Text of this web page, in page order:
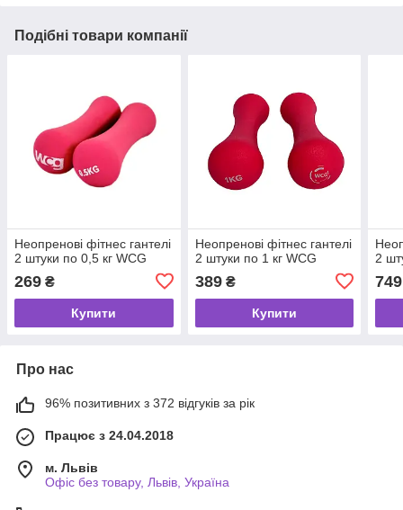
Подібні товари компанії
Неопренові фітнес гантелі
2 штуки по 0,5 кг WCG
269 ₴
Купити
Неопренові фітнес гантелі
2 штуки по 1 кг WCG
389₴
Купити
2
749
Про нас
96% позитивних з 372 відгуків за рік
Працює з 24.04.2018
м. Львів
Офіс без товару, Львів, Україна